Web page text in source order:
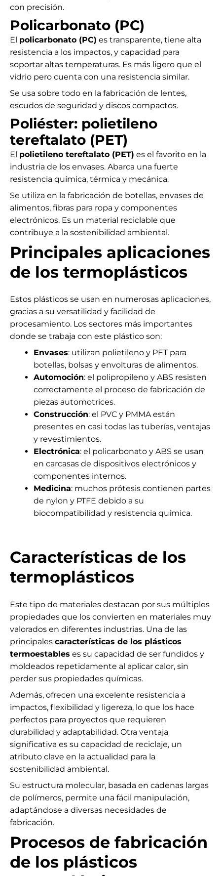
con precisión.
Policarbonato (PC)
El policarbonato (PC) es transparente, tiene alta
resistencia a los impactos, y capacidad para
soportar altas temperaturas. Es más ligero que el
vidrio pero cuenta con una resistencia similar.
Se usa sobre todo en la fabricación de lentes,
escudos de seguridad y discos compactos.
Poliéster: polietileno
tereftalato (PET)
El polietileno tereftalato (PET) es el favorito en la
industria de los envases. Abarca una fuerte
resistencia química, térmica y mecánica.
Se utiliza en la fabricación de botellas, envases de
alimentos, fibras para ropa y componentes
electrónicos. Es un material reciclable que
contribuye a la sostenibilidad ambiental.
Principales aplicaciones
de los termoplásticos
Estos plásticos se usan en numerosas aplicaciones,
gracias a su versatilidad y facilidad de
procesamiento. Los sectores más importantes
donde se trabaja con este plástico son:
Envases: utilizan polietileno y PET para
botellas, bolsas y envolturas de alimentos.
Automoción: el polipropileno y ABS resisten
correctamente el proceso de fabricación de
piezas automotrices.
Construcción: el PVC y PMMA están
presentes en casi todas las tuberías, ventajas
y revestimientos.
Electrónica: el policarbonato y ABS se usan
en carcasas de dispositivos electrónicos y
componentes internos.
Medicina: muchos prótesis contienen partes
de nylon y PTFE debido a su
biocompatibilidad y resistencia química.
Características de los
termoplásticos
Este tipo de materiales destacan por sus múltiples
propiedades que los convierten en materiales muy
valorados en diferentes industrias. Una de las
principales características de los plásticos
termoestables es su capacidad de ser fundidos y
moldeados repetidamente al aplicar calor, sin
perder sus propiedades químicas.
Además, ofrecen una excelente resistencia a
impactos, flexibilidad y ligereza, lo que los hace
perfectos para proyectos que requieren
durabilidad y adaptabilidad. Otra ventaja
significativa es su capacidad de reciclaje, un
atributo clave en la actualidad para la
sostenibilidad ambiental.
Su estructura molecular, basada en cadenas largas
de polímeros, permite una fácil manipulación,
adaptándose a diversas necesidades de
fabricación.
Procesos de fabricación
de los plásticos